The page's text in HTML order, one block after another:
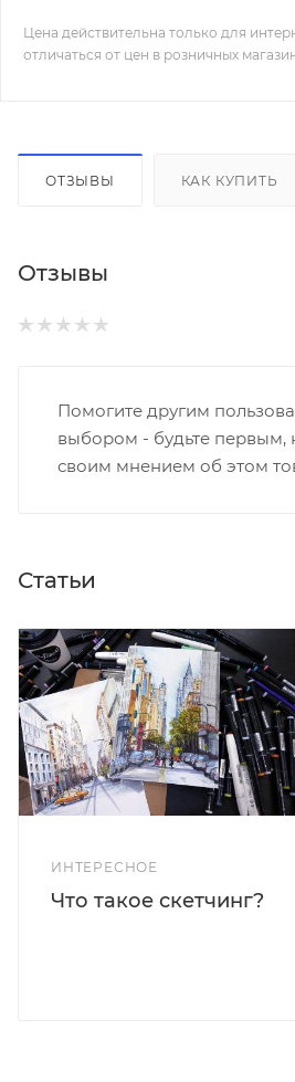
Цена действительна только для
отличаться от цен в розничных
ОТЗЫВЫ КАК КУПИТЬ
Отзывы
Помогите другим
выбором - будьте первым,
своим мнением об этом
Статьи
ИНТЕРЕСНОЕ
Что такое скетчинг?